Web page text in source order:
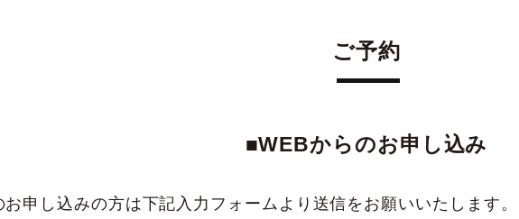
ご予約
■WEBからのお申し込み
申し込みの方は下記入力フォームより送信をお願いいたします。